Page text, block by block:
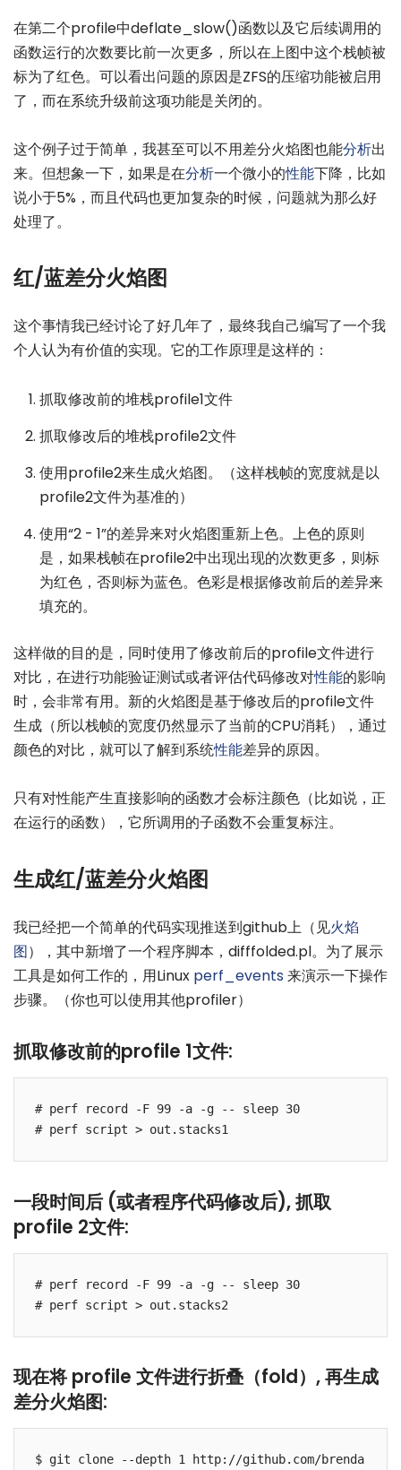
在第二个profile中deflate_slow()函数以及它后续调用的
函数运行的次数要比前一次更多，所以在上图中这个栈帧被
标为了红色。可以看出问题的原因是ZFS的压缩功能被启用
了，而在系统升级前这项功能是关闭的。
这个例子过于简单，我甚至可以不用差分火焰图也能分析出
来。但想象一下，如果是在分析一个微小的性能下降，比如
说小于5%，而且代码也更加复杂的时候，问题就为那么好
处理了。
红/蓝差分火焰图
这个事情我已经讨论了好几年了，最终我自己编写了一个我
个人认为有价值的实现。它的工作原理是这样的：
抓取修改前的堆栈profile1文件
抓取修改后的堆栈profile2文件
使用profile2来生成火焰图。（这样栈帧的宽度就是以
profile2文件为基准的）
使用“2 - 1”的差异来对火焰图重新上色。上色的原则
是，如果栈帧在profile2中出现出现的次数更多，则标
为红色，否则标为蓝色。色彩是根据修改前后的差异来
填充的。
这样做的目的是，同时使用了修改前后的profile文件进行
对比，在进行功能验证测试或者评估代码修改对性能的影响
时，会非常有用。新的火焰图是基于修改后的profile文件
生成（所以栈帧的宽度仍然显示了当前的CPU消耗），通过
颜色的对比，就可以了解到系统性能差异的原因。
只有对性能产生直接影响的函数才会标注颜色（比如说，正
在运行的函数），它所调用的子函数不会重复标注。
生成红/蓝差分火焰图
我已经把一个简单的代码实现推送到github上（见火焰
图），其中新增了一个程序脚本，difffolded.pl。为了展示
工具是如何工作的，用Linux perf_events 来演示一下操作
步骤。（你也可以使用其他profiler）
抓取修改前的profile 1文件:
# perf record -F 99 -a -g -- sleep 30
一段时间后 (或者程序代码修改后), 抓取
profile 2文件:
# perf record -F 99 -a -g -- sleep 30
现在将 profile 文件进行折叠（fold）, 再生成
差分火焰图:
$ git clone --depth 1 http://github.com/brenda